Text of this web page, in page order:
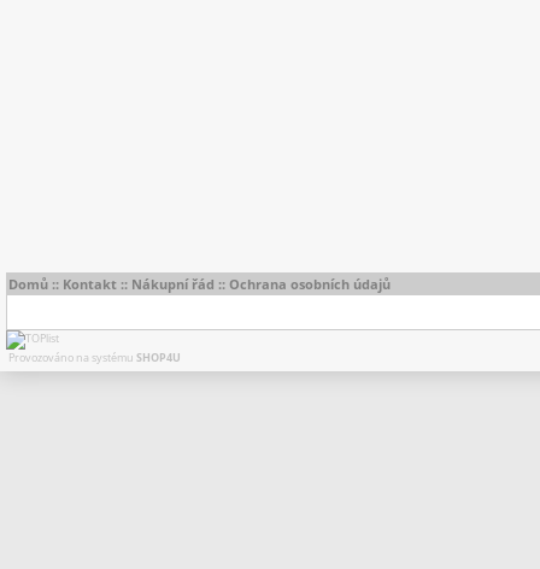
Domů :: Kontakt :: Nákupní řád :: Ochrana osobních údajů
Provozováno na systému SHOP4U